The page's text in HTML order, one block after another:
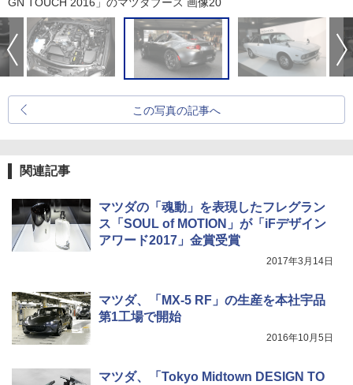
この写真の記事へ
関連記事
マツダの「魂動」を表現したフレグラン
ス「SOUL of MOTION」が「iFデザイン
アワード2017」金賞受賞
2017年3月14日
マツダ、「MX-5 RF」の生産を本社宇品
第1工場で開始
2016年10月5日
マツダ、「Tokyo Midtown DESIGN TO